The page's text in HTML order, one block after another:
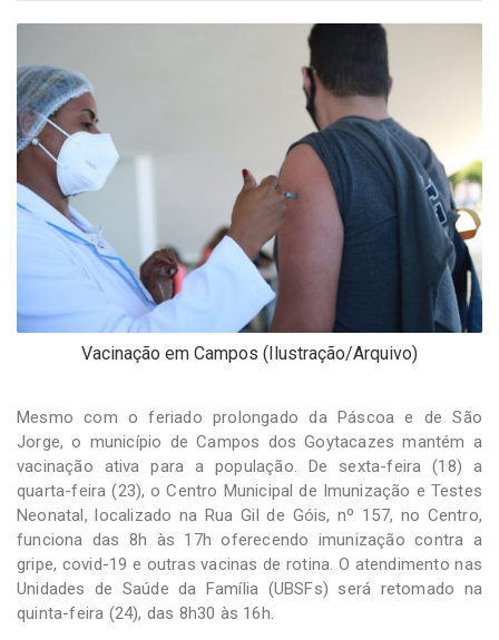
2024
por
Hesea
Tecnologia
Sistemas
Vacinação em Campos (Ilustração/Arquivo)
Mesmo com o feriado prolongado da Páscoa e de São
Jorge, o município de Campos dos Goytacazes mantém a
vacinação ativa para a população. De sexta-feira (18) a
quarta-feira (23), o Centro Municipal de Imunização e Testes
Neonatal, localizado na Rua Gil de Góis, nº 157, no Centro,
funciona das 8h às 17h oferecendo imunização contra a
gripe, covid-19 e outras vacinas de rotina. O atendimento nas
Unidades de Saúde da Família (UBSFs) será retomado na
quinta-feira (24), das 8h30 às 16h.